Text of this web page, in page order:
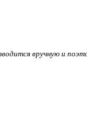
вручную и